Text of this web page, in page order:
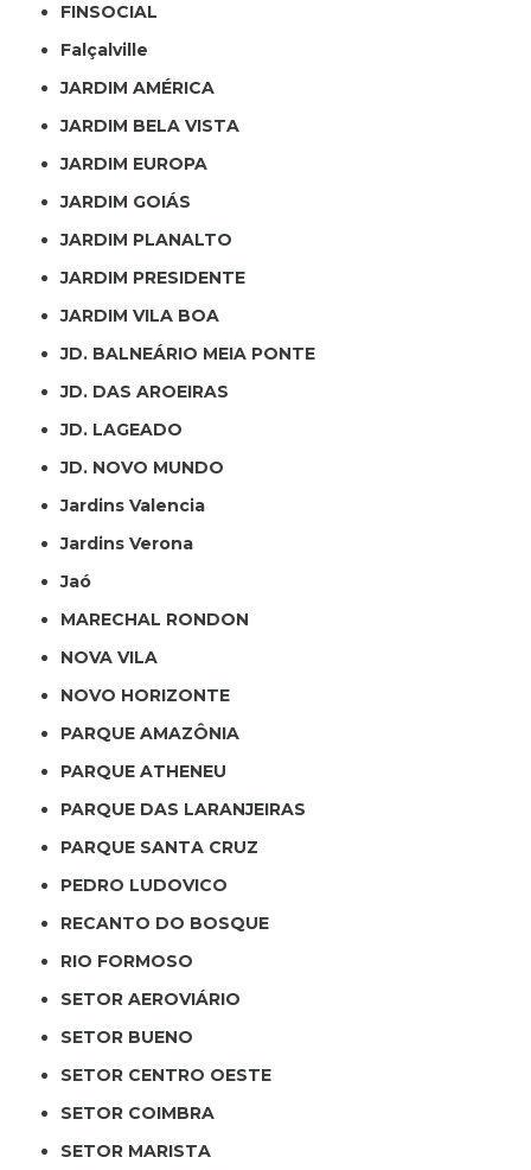
FINSOCIAL
Falçalville
JARDIM AMÉRICA
JARDIM BELA VISTA
JARDIM EUROPA
JARDIM GOIÁS
JARDIM PLANALTO
JARDIM PRESIDENTE
JARDIM VILA BOA
JD. BALNEÁRIO MEIA PONTE
JD. DAS AROEIRAS
JD. LAGEADO
JD. NOVO MUNDO
Jardins Valencia
Jardins Verona
Jaó
MARECHAL RONDON
NOVA VILA
NOVO HORIZONTE
PARQUE AMAZÔNIA
PARQUE ATHENEU
PARQUE DAS LARANJEIRAS
PARQUE SANTA CRUZ
PEDRO LUDOVICO
RECANTO DO BOSQUE
RIO FORMOSO
SETOR AEROVIÁRIO
SETOR BUENO
SETOR CENTRO OESTE
SETOR COIMBRA
SETOR MARISTA